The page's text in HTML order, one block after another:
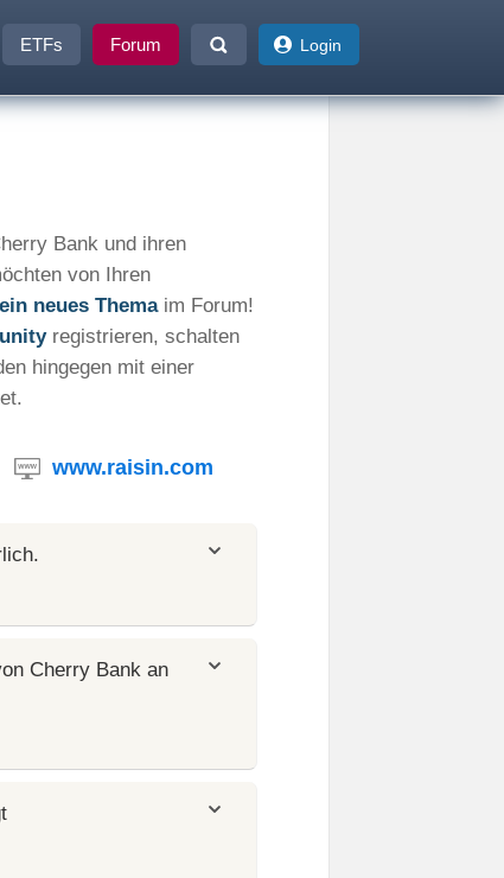
ETFs Forum Login
Bank und ihren
von Ihren
neues Themaim Forum!
registrieren, schalten
hingegen mit einer
www.raisin.com
Cherry Bank an